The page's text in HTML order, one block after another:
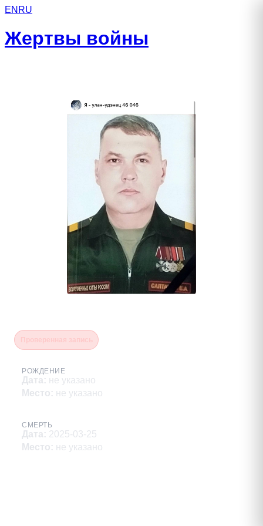
EN RU
Жертвы войны
РОЖДЕНИЕ
Дата: не указано
Место: не указано
СМЕРТЬ
Дата: 2025-03-25
Место: не указано